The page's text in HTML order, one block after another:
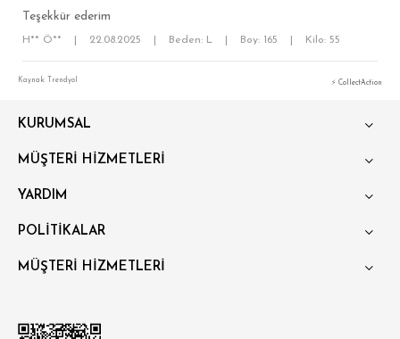
BÜYÜK BEDEN
Teşekkür ederim
H** Ö** 22.08.2025 Beden: L Boy: 165 Kilo: 55
Kaynak: Trendyol ⚡ CollectAction
KURUMSAL
MÜŞTERİ HİZMETLERİ
YARDIM
POLİTİKALAR
MÜŞTERİ HİZMETLERİ